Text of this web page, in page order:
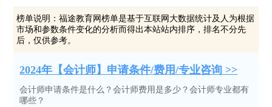
榜单说明：福途教育网榜单是基于互联网大数据统计及人为根据
市场和参数条件变化的分析而得出本站站内排序，排名不分先
后，仅供参考。
2024年【会计师】申请条件/费用/专业咨询 >>
会计师申请条件是什么？会计师费用是多少？会计师专业都有
哪些？